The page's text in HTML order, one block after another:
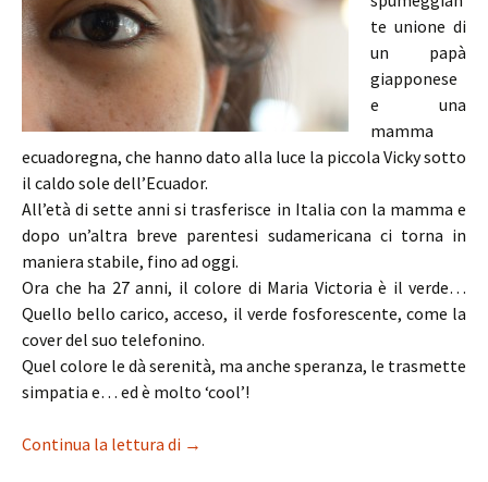
te unione di
un papà
giapponese
e una
mamma
ecuadoregna, che hanno dato alla luce la piccola Vicky sotto
il caldo sole dell’Ecuador.
All’età di sette anni si trasferisce in Italia con la mamma e
dopo un’altra breve parentesi sudamericana ci torna in
maniera stabile, fino ad oggi.
Ora che ha 27 anni, il colore di Maria Victoria è il verde…
Quello bello carico, acceso, il verde fosforescente, come la
cover del suo telefonino.
Quel colore le dà serenità, ma anche speranza, le trasmette
simpatia e… ed è molto ‘cool’!
Continua la lettura di Maria Victoria, orientale nello sguardo e
→